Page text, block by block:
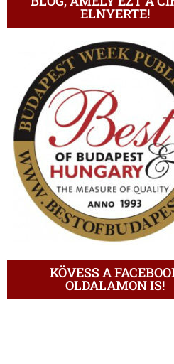
ELNYERTE!
KÖVESS A
OLDALAMON IS!